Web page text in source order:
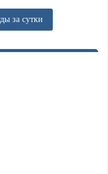
за сутки